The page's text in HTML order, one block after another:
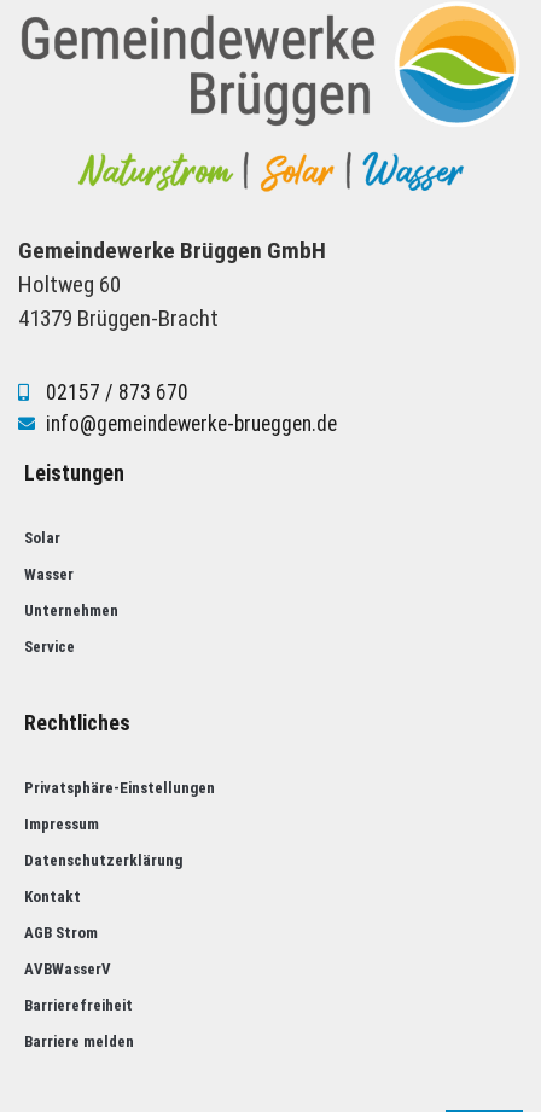
Gemeindewerke Brüggen GmbH
Holtweg 60
41379 Brüggen-Bracht
02157 / 873 670
info@gemeindewerke-brueggen.de
Leistungen
Solar
Wasser
Unternehmen
Service
Rechtliches
Privatsphäre-Einstellungen
Impressum
Datenschutzerklärung
Kontakt
AGB Strom
AVBWasserV
Barrierefreiheit
Barriere melden